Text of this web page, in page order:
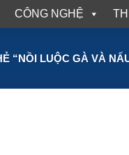
CÔNG NGHỆ
“NỒI LUỘC GÀ VÀ